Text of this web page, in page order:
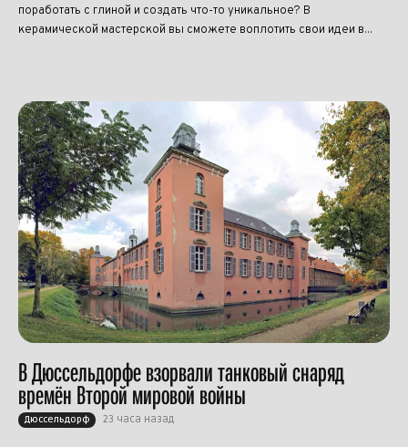
поработать с глиной и создать что-то уникальное? В
керамической мастерской вы сможете воплотить свои идеи в...
В Дюссельдорфе взорвали танковый снаряд
времён Второй мировой войны
Дюссельдорф 23 часа назад